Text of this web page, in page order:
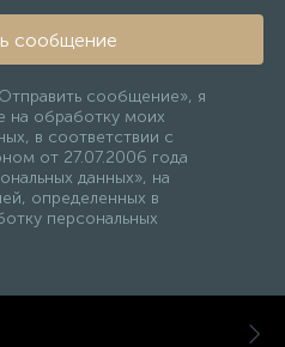
сообщение
сообщение», я
на обработку моих
в соответствии с
от 27.07.2006 года
данных», на
определенных в
персональных